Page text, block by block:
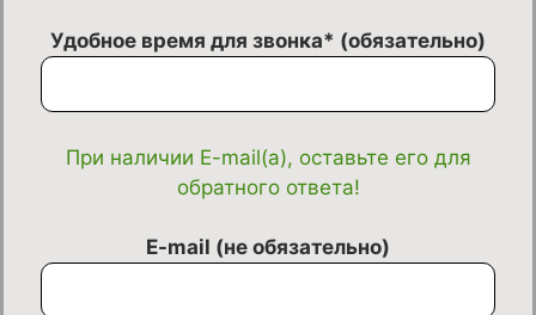
Удобное время для звонка* (обязательно)
При наличии E-mail(а), оставьте его для
обратного ответа!
E-mail (не обязательно)